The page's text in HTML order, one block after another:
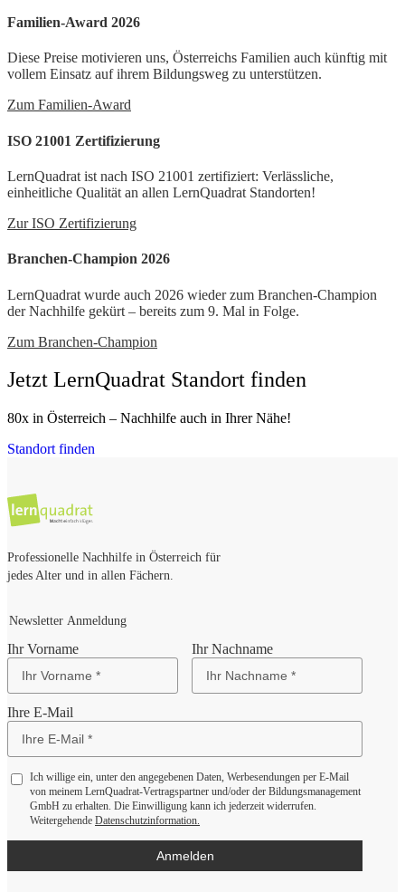
Familien-Award 2026
Diese Preise motivieren uns, Österreichs Familien auch künftig mit
vollem Einsatz auf ihrem Bildungsweg zu unterstützen.
Zum Familien-Award
ISO 21001 Zertifizierung
LernQuadrat ist nach ISO 21001 zertifiziert: Verlässliche,
einheitliche Qualität an allen LernQuadrat Standorten!
Zur ISO Zertifizierung
Branchen-Champion 2026
LernQuadrat wurde auch 2026 wieder zum Branchen-Champion
der Nachhilfe gekürt – bereits zum 9. Mal in Folge.
Zum Branchen-Champion
Jetzt LernQuadrat Standort finden
80x in Österreich – Nachhilfe auch in Ihrer Nähe!
Standort finden
Professionelle Nachhilfe in Österreich für
jedes Alter und in allen Fächern.
Newsletter Anmeldung
Ihr Vorname Ihr Nachname
Ihre E-Mail
Ich willige ein, unter den angegebenen Daten, Werbesendungen per E-Mail
von meinem LernQuadrat-Vertragspartner und/oder der Bildungsmanagement
GmbH zu erhalten. Die Einwilligung kann ich jederzeit widerrufen.
Weitergehende Datenschutzinformation.
Anmelden